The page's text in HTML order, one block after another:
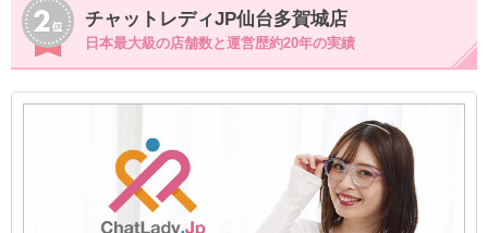
チャットレディJP仙台多賀城店
日本最大級の店舗数と運営歴約20年の実績